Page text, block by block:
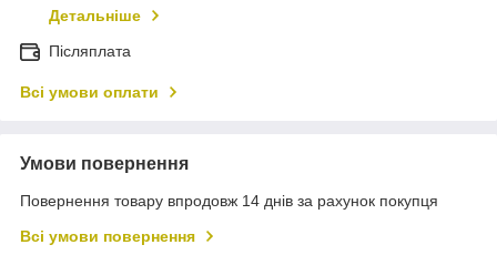
Детальніше
Післяплата
Всі умови оплати
Умови повернення
Повернення товару впродовж 14 днів за рахунок покупця
Всі умови повернення